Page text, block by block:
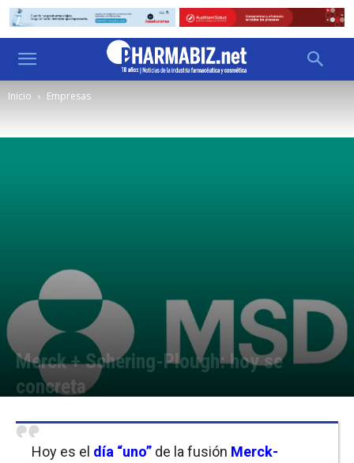
Inicio Empresas
Merck + Schering-Plough: hoy se
concreta
Hoy es el día “uno” de la fusión Merck-